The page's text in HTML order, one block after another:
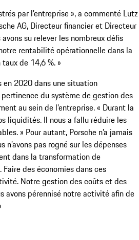
par l’entreprise », a commenté Lutz
AG, Directeur financier et Directeur
su relever les nombreux défis
rentabilité opérationnelle dans la
de 14,6 %. »
en 2020 dans une situation
du système de gestion des
au sein de l’entreprise. « Durant la
liquidités. Il nous a fallu réduire les
» Pour autant, Porsche n’a jamais
pas rogné sur les dépenses
dans la transformation de
des économies dans ces
Notre gestion des coûts et des
avons pérennisé notre activité afin de